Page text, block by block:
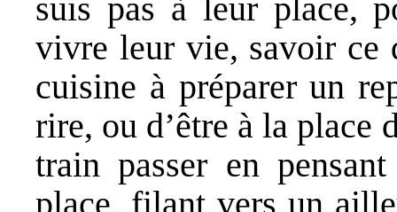
suis pas à leur place,
vivre leur vie, savoir ce
cuisine à préparer un
rire, ou d’être à la place
train passer en
place, filant vers un